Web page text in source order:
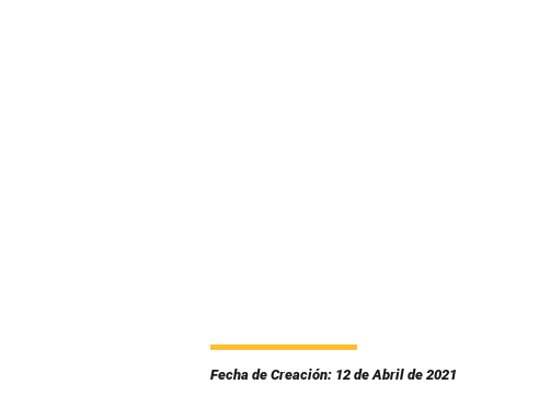
Fecha de Creación: 12 de Abril de 2021